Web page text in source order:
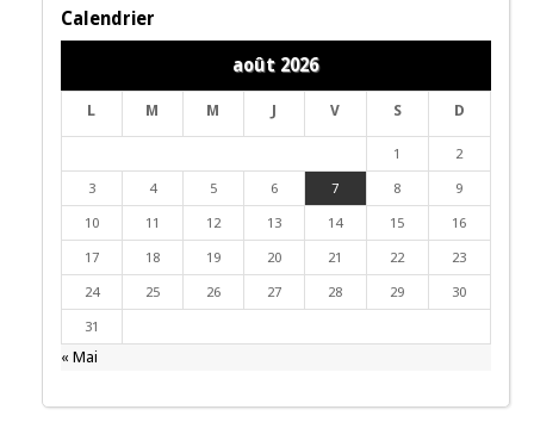
Calendrier
août 2026
L M M J V S D
1 2
3 4 5 6 7 8 9
10 11 12 13 14 15 16
17 18 19 20 21 22 23
24 25 26 27 28 29 30
31
« Mai